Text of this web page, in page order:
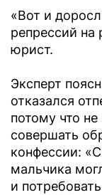
«Вот и
репрессий на
юрист.
Эксперт
отказался
потому что
совершать
конфессии:
мальчика
и